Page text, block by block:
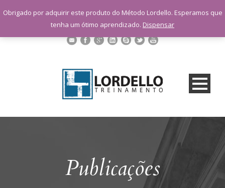
sac@lordellotreinamento.com.br
+55 11 9 1398-3091
Publicações
Obrigado por adquirir este produto do Método Lordello. Esperamos que
tenha um ótimo aprendizado. Dispensar